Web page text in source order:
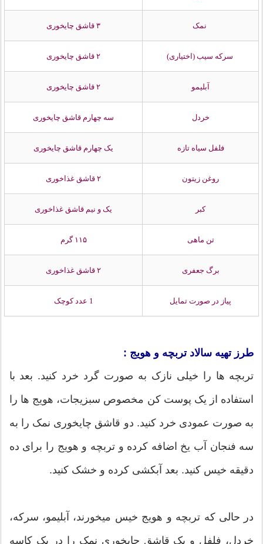
نمک ۳ قاشق چایخوری
سرکه سیب (اختیاری) ۲ قاشق چایخوری
آبلیمو ۲ قاشق چایخوری
خردل سه چهارم قاشق چایخوری
فلفل سیاه تازه یک چهارم قاشق چایخوری
روغن زیتون ۲ قاشق غذاخوری
کبر یک و نیم قاشق غذاخوری
تن ماهی ۱۱۵ گرم
برگ جعفری ۲ قاشق غذاخوری
پیاز در صورت تمایل 1 عدد کوچک
طرز تهیه سالاد تربچه و هویج :
تربچه ها را خیلی نازک به صورت گرد خرد کنید. بعد با
استفاده از یک پوست کن مخصوص سبزیجات، هویج ها را
به صورت عمودی خرد کنید. دو قاشق چایخوری نمک را به
سه فنجان آب یخ اضافه کرده و تربچه و هویج را برای ده
دقیقه خیس کنید. بعد آبکشی کرده و خشک کنید.
در حالی که تربچه و هویج خیس میخورند، آبلیمو، سرکه،
خردل، فلفل و یک قاشق چایخوری نمک را در یک کاسه